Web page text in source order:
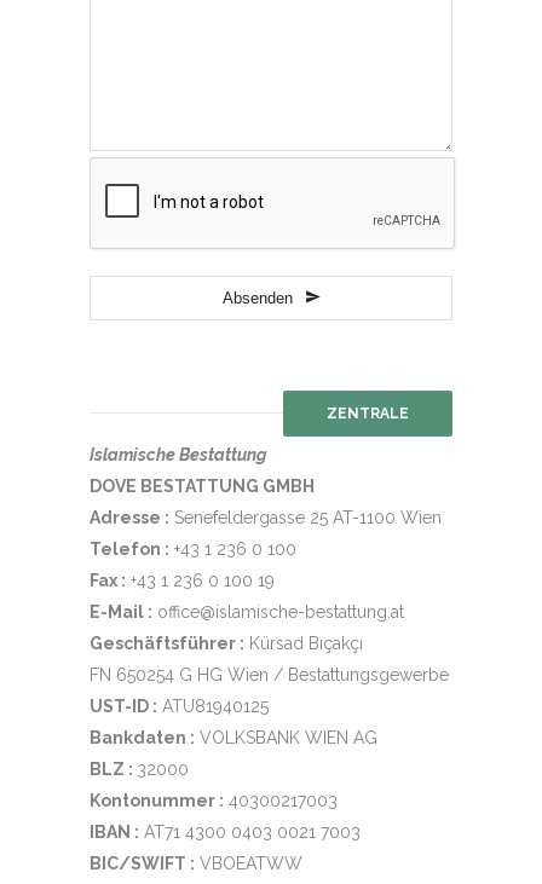
Absenden
ZENTRALE
Islamische Bestattung
DOVE BESTATTUNG GMBH
Adresse : Senefeldergasse 25 AT-1100 Wien
Telefon : +43 1 236 0 100
Fax : +43 1 236 0 100 19
E-Mail : office@islamische-bestattung.at
Geschäftsführer : Kürsad Bıçakçı
FN 650254 G HG Wien / Bestattungsgewerbe
UST-ID : ATU81940125
Bankdaten : VOLKSBANK WIEN AG
BLZ : 32000
Kontonummer : 40300217003
IBAN : AT71 4300 0403 0021 7003
BIC/SWIFT : VBOEATWW